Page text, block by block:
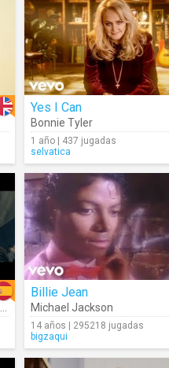
Yes I Can
Bonnie Tyler
1 año | 437 jugadas
selvatica
Gente De Zona
Billie Jean
Michael Jackson
14 años | 295218 jugadas
bigzaqui